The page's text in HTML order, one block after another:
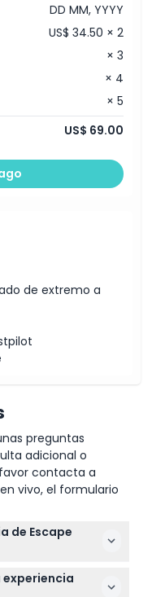
DD MM, YYYY
US$ 34.50 × 2
× 3
× 4
× 5
US$ 69.00
de extremo a
preguntas
adicional o
contacta a
vivo, el formulario
de Escape
de Escape
sitio web
experiencia